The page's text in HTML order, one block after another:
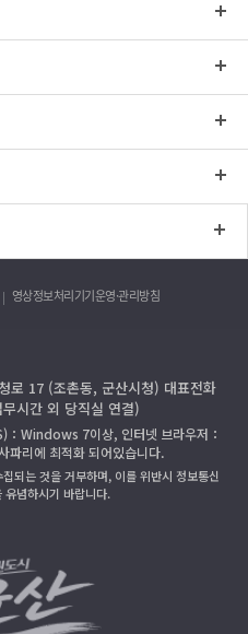
영상정보처리기기운영·관리방침
로 17 (조촌동, 군산시청) 대표전화
시간 외 당직실 연결)
：Windows 7이상, 인터넷 브라우저：
파리에 최적화 되어있습니다.
되는 것을 거부하며, 이를 위반시 정보통신
유념하시기 바랍니다.